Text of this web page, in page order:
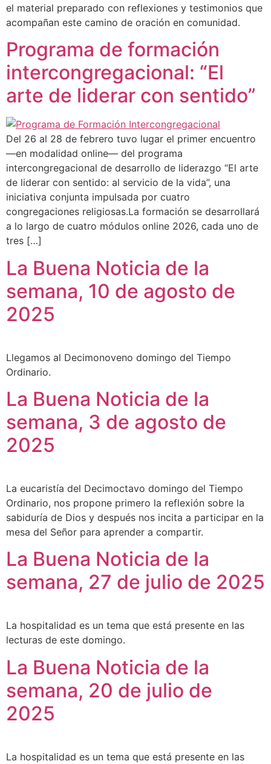
el material preparado con reflexiones y testimonios que
acompañan este camino de oración en comunidad.
Programa de formación
intercongregacional: “El
arte de liderar con sentido”
Del 26 al 28 de febrero tuvo lugar el primer encuentro
—en modalidad online— del programa
intercongregacional de desarrollo de liderazgo “El arte
de liderar con sentido: al servicio de la vida”, una
iniciativa conjunta impulsada por cuatro
congregaciones religiosas.La formación se desarrollará
a lo largo de cuatro módulos online 2026, cada uno de
tres […]
La Buena Noticia de la
semana, 10 de agosto de
2025
Llegamos al Decimonoveno domingo del Tiempo
Ordinario.
La Buena Noticia de la
semana, 3 de agosto de
2025
La eucaristía del Decimoctavo domingo del Tiempo
Ordinario, nos propone primero la reflexión sobre la
sabiduría de Dios y después nos incita a participar en la
mesa del Señor para aprender a compartir.
La Buena Noticia de la
semana, 27 de julio de 2025
La hospitalidad es un tema que está presente en las
lecturas de este domingo.
La Buena Noticia de la
semana, 20 de julio de
2025
La hospitalidad es un tema que está presente en las